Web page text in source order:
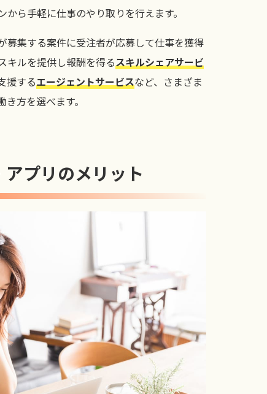
ら手軽に仕事のやり取りを行えます。
募集する案件に受注者が応募して仕事を獲得
キルを提供し報酬を得るスキルシェアサービ
援するエージェントサービスなど、さまざま
方を選べます。
プリのメリット